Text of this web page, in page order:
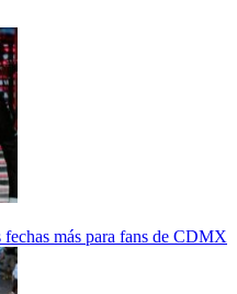
más para fans de CDMX